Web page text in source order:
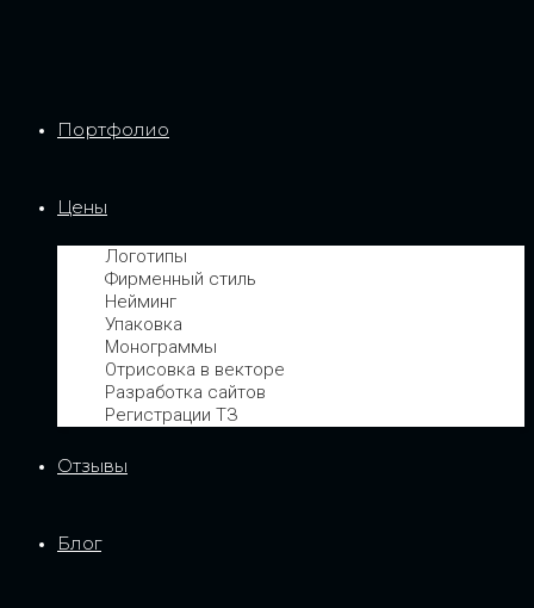
Портфолио
Цены
Логотипы
Фирменный стиль
Нейминг
Упаковка
Монограммы
Отрисовка в векторе
Разработка сайтов
Регистрации ТЗ
Отзывы
Блог